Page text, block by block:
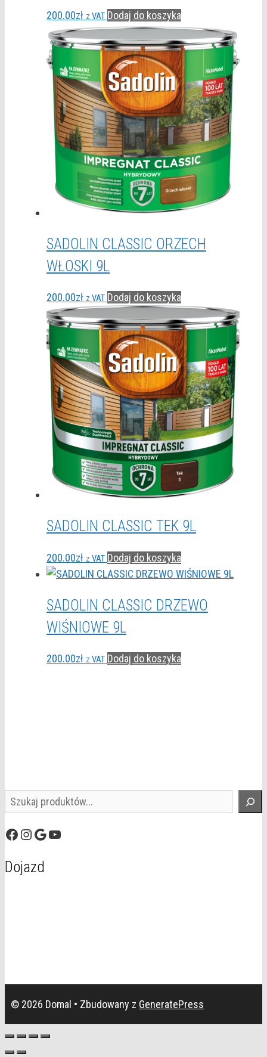
200.00zł z VAT Dodaj do koszyka
SADOLIN CLASSIC ORZECH
WŁOSKI 9L
200.00zł z VAT Dodaj do koszyka
SADOLIN CLASSIC TEK 9L
200.00zł z VAT Dodaj do koszyka
SADOLIN CLASSIC DRZEWO
WIŚNIOWE 9L
200.00zł z VAT Dodaj do koszyka
Szukaj
Facebook
Instagram
GoogleYouTube
Dojazd
© 2026 Domal • Zbudowany z GeneratePress